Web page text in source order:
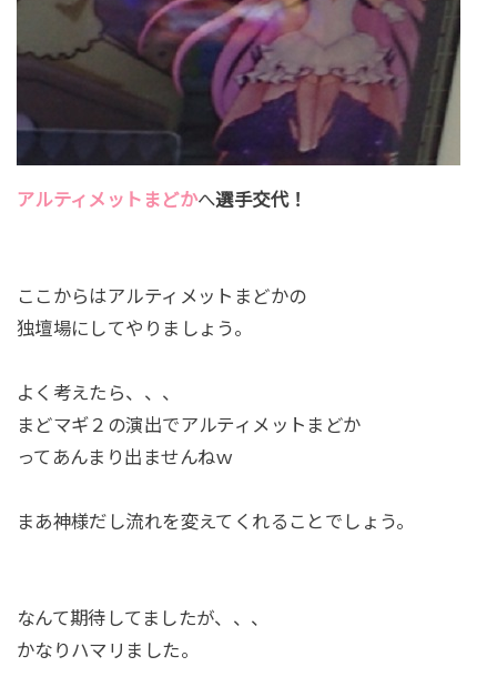
アルティメットまどかへ選手交代！
ここからはアルティメットまどかの
独壇場にしてやりましょう。
よく考えたら、、、
まどマギ２の演出でアルティメットまどか
ってあんまり出ませんねｗ
まあ神様だし流れを変えてくれることでしょう。
なんて期待してましたが、、、
かなりハマリました。